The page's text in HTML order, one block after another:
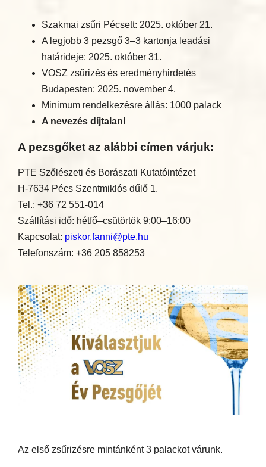
Szakmai zsűri Pécsett: 2025. október 21.
A legjobb 3 pezsgő 3–3 kartonja leadási
határideje: 2025. október 31.
VOSZ zsűrizés és eredményhirdetés
Budapesten: 2025. november 4.
Minimum rendelkezésre állás: 1000 palack
A nevezés díjtalan!
A pezsgőket az alábbi címen várjuk:
PTE Szőlészeti és Borászati Kutatóintézet
H-7634 Pécs Szentmiklós dűlő 1.
Tel.: +36 72 551-014
Szállítási idő: hétfő–csütörtök 9:00–16:00
Kapcsolat: piskor.fanni@pte.hu
Telefonszám: +36 205 858253
Az első zsűrizésre mintánként 3 palackot várunk.